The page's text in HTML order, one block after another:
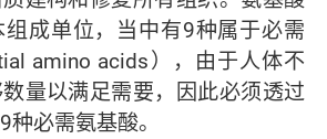
成单位，当中有9种属于必需
amino acids），由于人体不
量以满足需要，因此必须透过
必需氨基酸。